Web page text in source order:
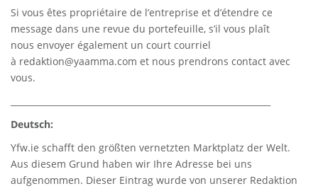
Si vous êtes propriétaire de l’entreprise et d’étendre ce
message dans une revue du portefeuille, s’il vous plaît
nous envoyer également un court courriel
à redaktion@yaamma.com et nous prendrons contact avec
vous.
Deutsch:
Yfw.ie schafft den größten vernetzten Marktplatz der Welt.
Aus diesem Grund haben wir Ihre Adresse bei uns
aufgenommen. Dieser Eintrag wurde von unserer Redaktion